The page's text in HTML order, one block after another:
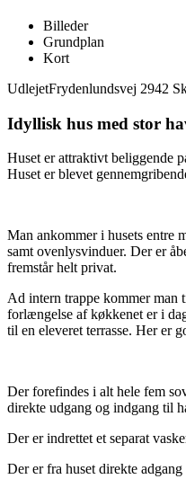
Billeder
Grundplan
Kort
UdlejetFrydenlundsvej 2942
Idyllisk hus med stor
Huset er attraktivt beliggende
Huset er blevet
Man ankommer i husets entre
samt ovenlysvinduer. Der er
fremstår helt privat.
Ad intern trappe kommer man
forlængelse af køkkenet er i
til en eleveret terrasse. Her er
Der forefindes i alt hele fem
direkte udgang og indgang til
Der er indrettet et separat
Der er fra huset direkte